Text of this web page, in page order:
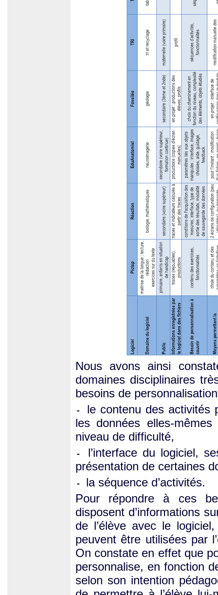
Nous avons ainsi
domaines disciplinaires
besoins de
- le contenu des activités
les données elles-
niveau de difficulté,
- l’interface du logiciel,
présentation de certaines
- la séquence d’activités.
Pour répondre à ces
disposent d’informations
de l’élève avec le
peuvent être utilisées par
On constate en effet que
personnalise, en fonction
selon son intention